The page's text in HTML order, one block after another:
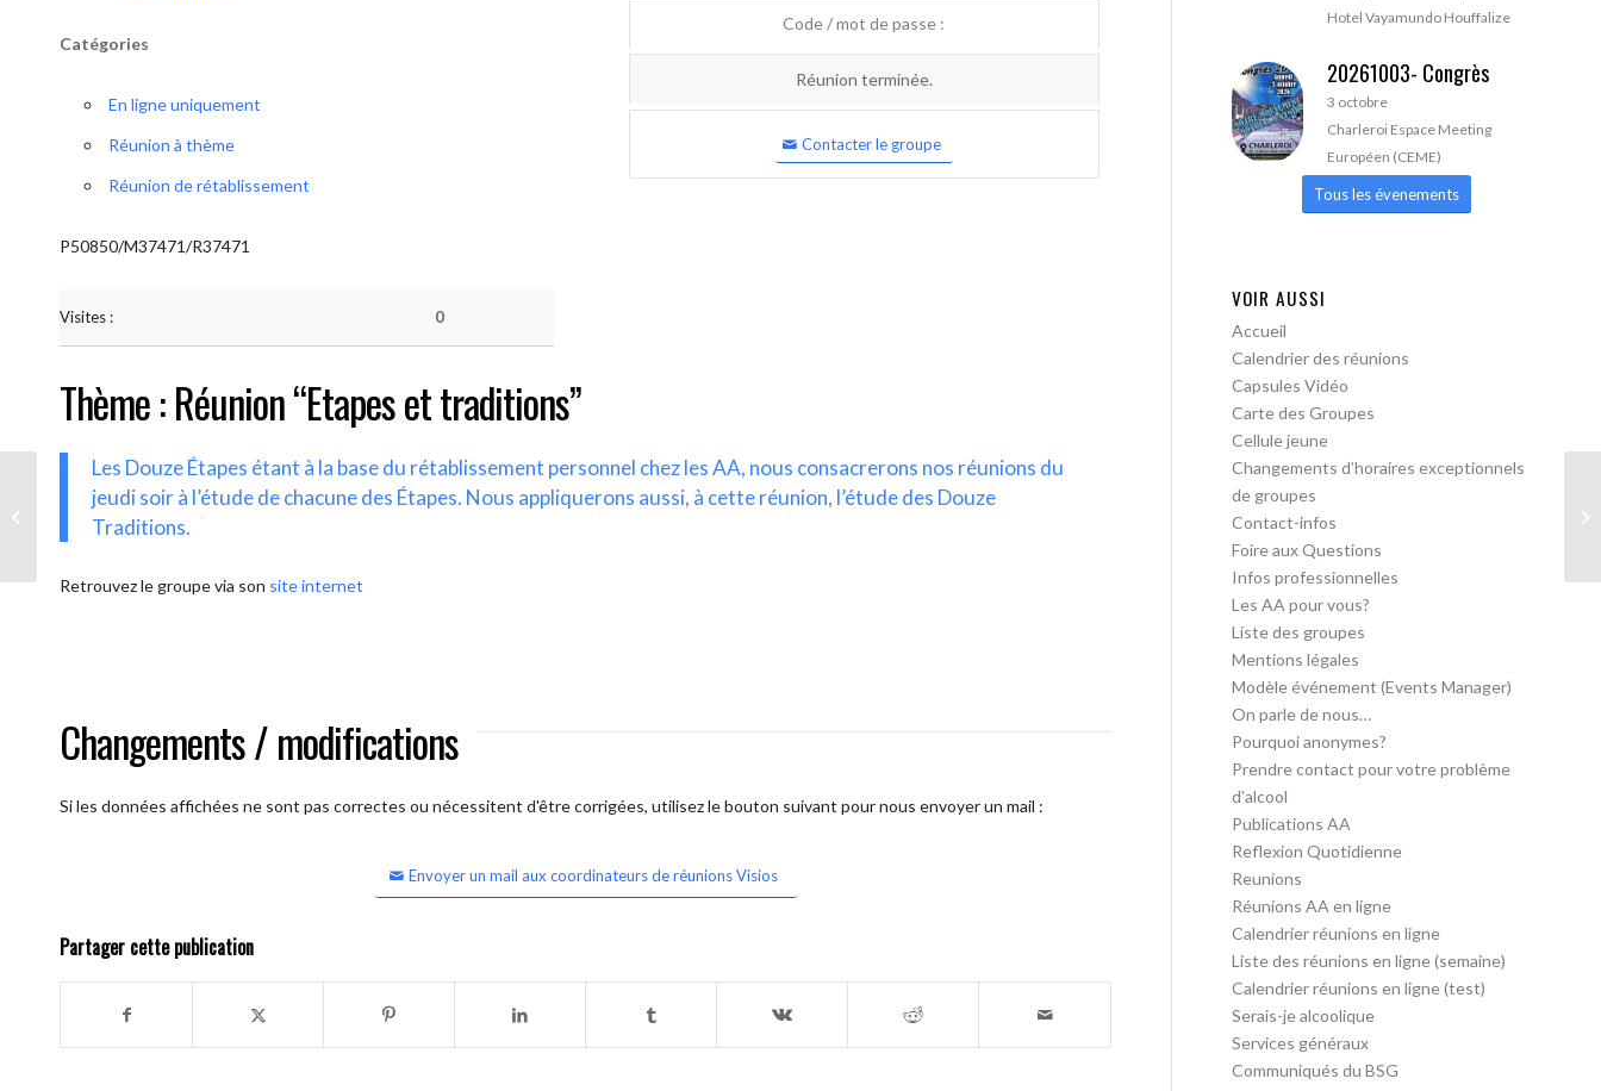
Catégories
En ligne uniquement
Réunion à thème
Réunion de rétablissement
P50850/M37471/R37471
Visites : 0
Code / mot de passe :
Réunion terminée.
Contacter le groupe
Thème : Réunion “Etapes et traditions”
Les Douze Étapes étant à la base du rétablissement personnel chez les AA, nous consacrerons nos réunions du
jeudi soir à l’étude de chacune des Étapes. Nous appliquerons aussi, à cette réunion, l’étude des Douze
Traditions.
Retrouvez le groupe via son site internet
Changements / modifications
Si les données affichées ne sont pas correctes ou nécessitent d'être corrigées, utilisez le bouton suivant pour nous envoyer un mail :
Envoyer un mail aux coordinateurs de réunions Visios
Partager cette publication
Hotel Vayamundo Houffalize
20261003- Congrès
3 octobre
Charleroi Espace Meeting
Européen (CEME)
Tous les évenements
VOIR AUSSI
Accueil
Calendrier des réunions
Capsules Vidéo
Carte des Groupes
Cellule jeune
Changements d’horaires exceptionnels
de groupes
Contact-infos
Foire aux Questions
Infos professionnelles
Les AA pour vous?
Liste des groupes
Mentions légales
Modèle événement (Events Manager)
On parle de nous…
Pourquoi anonymes?
Prendre contact pour votre problème
d’alcool
Publications AA
Reflexion Quotidienne
Reunions
Réunions AA en ligne
Calendrier réunions en ligne
Liste des réunions en ligne (semaine)
Calendrier réunions en ligne (test)
Serais-je alcoolique
Services généraux
Communiqués du BSG
AA-UNITE.BE (Etapes et traditions)